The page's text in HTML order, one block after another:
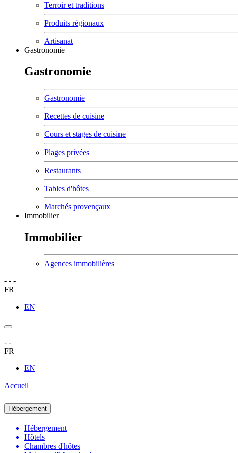
Terroir et traditions
Produits régionaux
Artisanat
Gastronomie
Gastronomie
Gastronomie
Recettes de cuisine
Cours et stages de cuisine
Plages privées
Restaurants
Tables d'hôtes
Marchés provençaux
Immobilier
Immobilier
Agences immobilières
- - -
FR
EN
- -
FR
EN
Accueil
Hébergement
Hébergement
Hôtels
Chambres d'hôtes